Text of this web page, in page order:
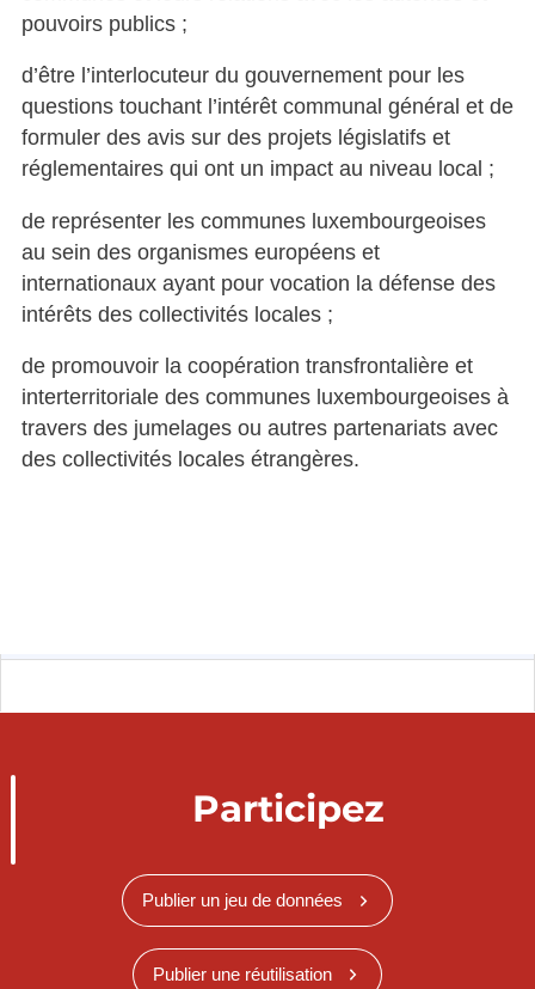
pouvoirs publics ;
d’être l’interlocuteur du gouvernement pour les
questions touchant l’intérêt communal général et de
formuler des avis sur des projets législatifs et
réglementaires qui ont un impact au niveau local ;
de représenter les communes luxembourgeoises
au sein des organismes européens et
internationaux ayant pour vocation la défense des
intérêts des collectivités locales ;
de promouvoir la coopération transfrontalière et
interterritoriale des communes luxembourgeoises à
travers des jumelages ou autres partenariats avec
des collectivités locales étrangères.
Participez
Publier un jeu de données
Publier une réutilisation